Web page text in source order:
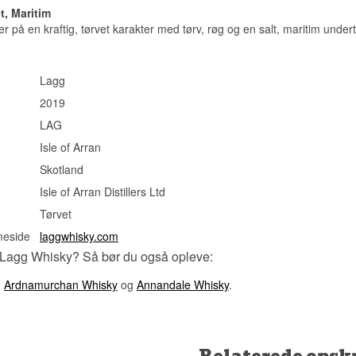
Se hele vores udvalg afLagg
Smagsprofil
destillerier.
Vidste du at?
Lagg er bygget nær ruinerne af Arrans sidste lovlige destilleri,
Se hele vores udvalg af
Lyt til vores podcast:
Maritim
på en kraftig, tørvet karakter med tørv, røg og en salt, maritim
Lagg
2019
LAG
Isle of Arran
Skotland
Isle of Arran Distillers Ltd
Tørvet
laggwhisky.com
Whisky? Så bør du også opleve:
Ardnamurchan Whisky og Annandale Whisky.